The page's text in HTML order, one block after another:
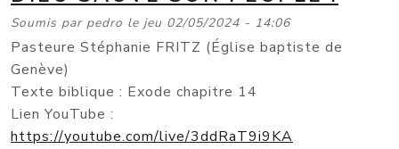
Soumis par pedro le jeu 02/05/2024 - 14:06
Pasteure Stéphanie FRITZ (Église baptiste de
Genève)
Texte biblique : Exode chapitre 14
Lien YouTube :
https://youtube.com/live/3ddRaT9i9KA